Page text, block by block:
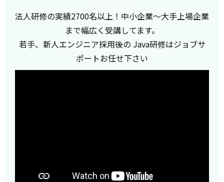
法人研修の実績2700名以上！中小企業～大手上場企業
まで幅広く受講してます。
若手、新人エンジニア採用後の Java研修はジョブサ
ポートお任せ下さい